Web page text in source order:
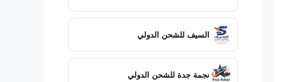
السيف للشحن الدولي
نجمة جدة للشحن الدولي